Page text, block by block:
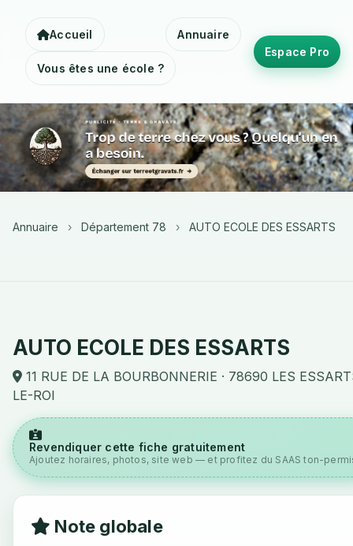
Accueil Annuaire
Vous êtes une école ?
Espace Pro
Annuaire › Département 78 › AUTO ECOLE DES ESSARTS
AUTO ECOLE DES ESSARTS
11 RUE DE LA BOURBONNERIE · 78690 LES
LE-ROI
Revendiquer cette fiche gratuitement
Ajoutez horaires, photos, site web — et profitez du SAAS ton-
Note globale